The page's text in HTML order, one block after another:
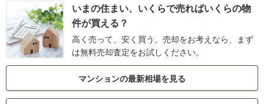
いまの住まい、いくらで売ればいくらの物
件が買える？
高く売って、安く買う。売却をお考えなら、まず
は無料売却査定をお試しください。
マンションの最新相場を見る